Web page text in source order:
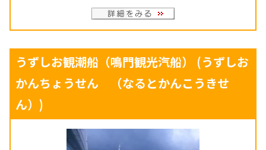
うずしお観潮船（鳴門観光汽船） (うずしお
かんちょうせん （なるとかんこうきせ
ん）)